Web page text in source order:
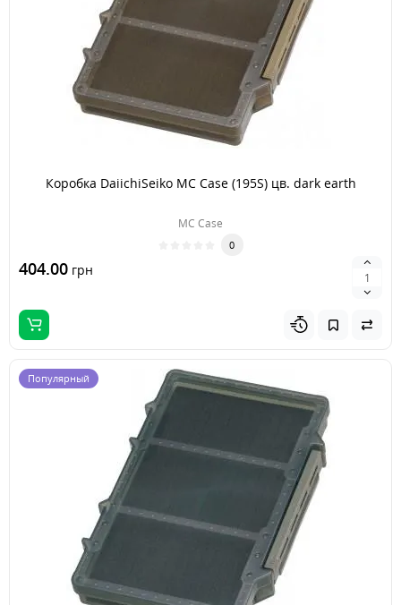
Коробка DaiichiSeiko MC Case (195S) цв. dark earth
MC Case
0
404.00 грн
Популярный